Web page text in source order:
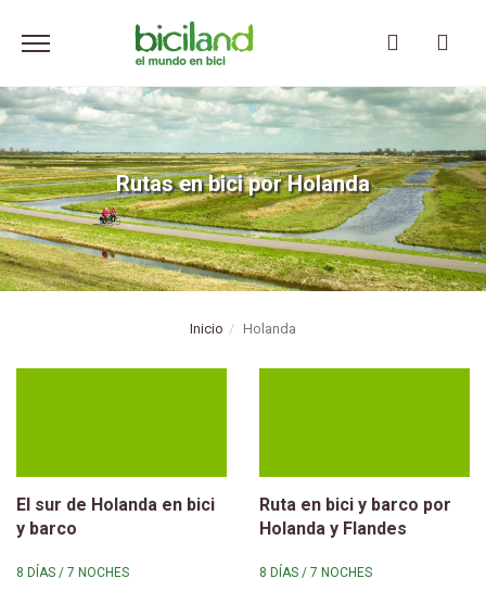
contenido
Rutas en bici por Holanda
Inicio Holanda
El sur de Holanda en bici
y barco
8 DÍAS / 7 NOCHES
Ruta en bici y barco por
Holanda y Flandes
8 DÍAS / 7 NOCHES